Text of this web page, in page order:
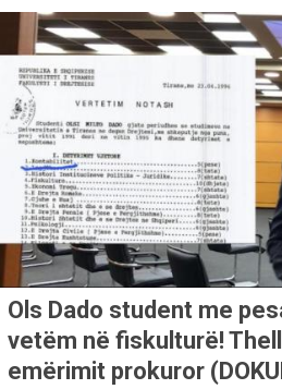
Ols Dado student me
vetëm në fiskulturë!
emërimit prokuror